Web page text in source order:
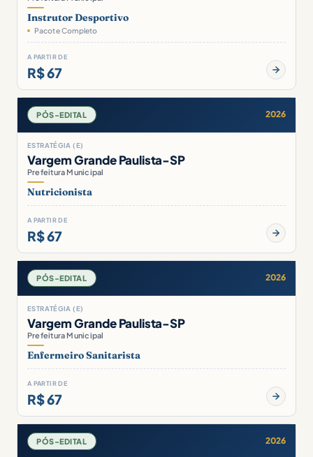
Instrutor Desportivo
Pacote Completo
A PARTIR DE
R$ 67
PÓS-EDITAL 2026
ESTRATÉGIA (E)
Vargem Grande Paulista-SP
Prefeitura Municipal
Nutricionista
A PARTIR DE
R$ 67
PÓS-EDITAL 2026
ESTRATÉGIA (E)
Vargem Grande Paulista-SP
Prefeitura Municipal
Enfermeiro Sanitarista
A PARTIR DE
R$ 67
PÓS-EDITAL 2026